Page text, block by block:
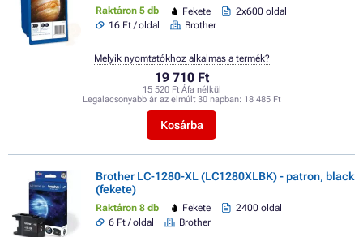
Raktáron 5 db Fekete
2x600 oldal
16 Ft / oldal
Brother
19 710 Ft
15 520 Ft Áfa nélkül
Legalacsonyabb ár az elmúlt 30 napban: 18 485 Ft
Kosárba
Melyik nyomtatókhoz alkalmas a termék?
Brother LC-1280-XL (LC1280XLBK) - patron, black
(fekete)
Raktáron 8 db Fekete
2400 oldal
6 Ft / oldal
Brother